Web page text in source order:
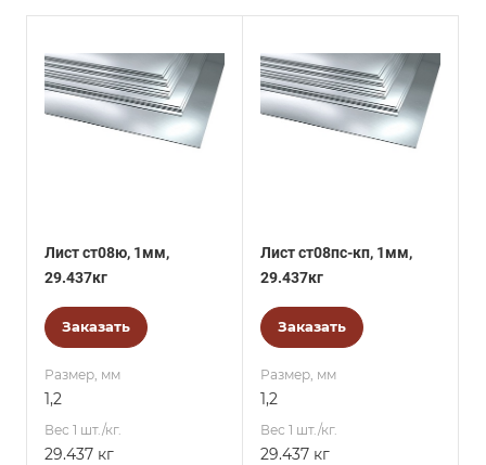
Лист ст08ю, 1мм,
29.437кг
Заказать
Размер, мм
1,2
Вес 1 шт./кг.
29.437 кг
Лист ст08пс-кп, 1мм,
29.437кг
Заказать
Размер, мм
1,2
Вес 1 шт./кг.
29.437 кг